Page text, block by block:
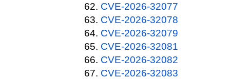
CVE-2026-32077
CVE-2026-32078
CVE-2026-32079
CVE-2026-32081
CVE-2026-32082
CVE-2026-32083